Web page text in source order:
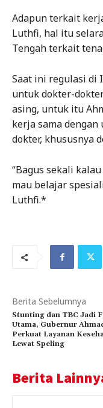
Adapun terkait
Luthfi, hal itu
Tengah terkait
Saat ini regulasi di
untuk dokter-
asing, untuk itu
kerja sama
dokter, khususnya
“Bagus sekali
mau belajar
Luthfi.*
Berita Sebelumnya
Stunting dan TBC Jadi
Utama, Gubernur
Perkuat Layanan
Lewat Speling
Berita